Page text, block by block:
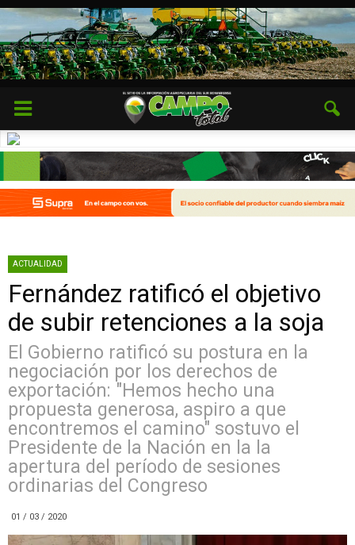
ACTUALIDAD
Fernández ratificó el objetivo
de subir retenciones a la soja
El Gobierno ratificó su postura en la
negociación por los derechos de
exportación: "Hemos hecho una
propuesta generosa, aspiro a que
encontremos el camino" sostuvo el
Presidente de la Nación en la la
apertura del período de sesiones
ordinarias del Congreso
01 / 03 / 2020